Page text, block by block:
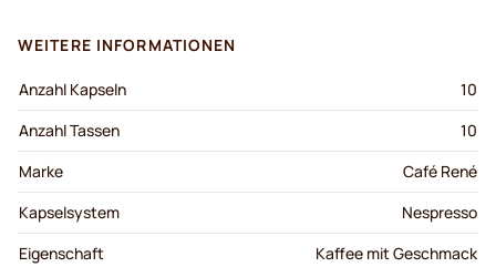
WEITERE INFORMATIONEN
Anzahl Kapseln
10
Anzahl Tassen
10
Marke
Café René
Kapselsystem
Nespresso
Eigenschaft
Kaffee mit Geschmack